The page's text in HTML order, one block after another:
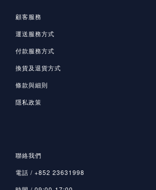
顧客服務
運送服務方式
付款服務方式
換貨及退貨方式
條款與細則
隱私政策
聯絡我們
電話 / +852 23631998